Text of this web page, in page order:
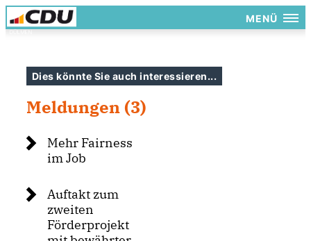
MENÜ
Dies könnte Sie auch interessieren...
Meldungen (3)
Mehr Fairness
im Job
Auftakt zum
zweiten
Förderprojekt